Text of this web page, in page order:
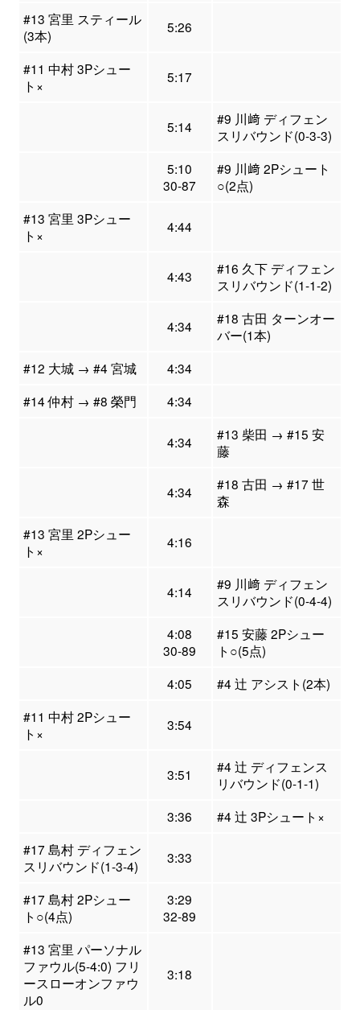
#13 宮里 スティール
(3本)
5:26
#11 中村 3Pシュー
ト×
5:17
5:14
#9 川﨑 ディフェン
スリバウンド(0-3-3)
5:10
30-87
#9 川﨑 2Pシュート
○(2点)
#13 宮里 3Pシュー
ト×
4:44
4:43
#16 久下 ディフェン
スリバウンド(1-1-2)
4:34
#18 古田 ターンオー
バー(1本)
#12 大城 → #4 宮城
4:34
#14 仲村 → #8 榮門
4:34
4:34
#13 柴田 → #15 安
藤
4:34
#18 古田 → #17 世
森
#13 宮里 2Pシュー
ト×
4:16
4:14
#9 川﨑 ディフェン
スリバウンド(0-4-4)
4:08
30-89
#15 安藤 2Pシュー
ト○(5点)
4:05
#4 辻 アシスト(2本)
#11 中村 2Pシュー
ト×
3:54
3:51
#4 辻 ディフェンス
リバウンド(0-1-1)
3:36
#4 辻 3Pシュート×
#17 島村 ディフェン
スリバウンド(1-3-4)
3:33
#17 島村 2Pシュー
ト○(4点)
3:29
32-89
#13 宮里 パーソナル
ファウル(5-4:0) フリ
ースローオンファウ
ル0
3:18